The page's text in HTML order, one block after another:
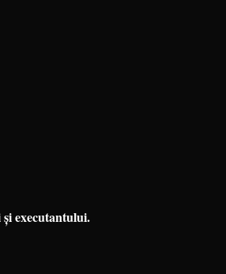
executantului.